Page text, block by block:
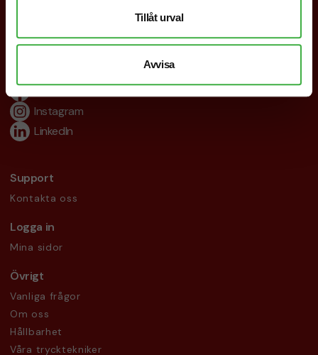
Tillåt urval
Avvisa
info@brandnewprofile.com
Instagram
LinkedIn
Support
Kontakta oss
Logga in
Mina sidor
Övrigt
Vanliga frågor
Om oss
Hållbarhet
Våra trycktekniker